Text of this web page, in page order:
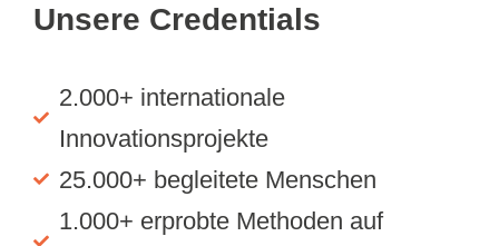
Unsere Credentials
2.000+ internationale
Innovationsprojekte
25.000+ begleitete Menschen
1.000+ erprobte Methoden auf